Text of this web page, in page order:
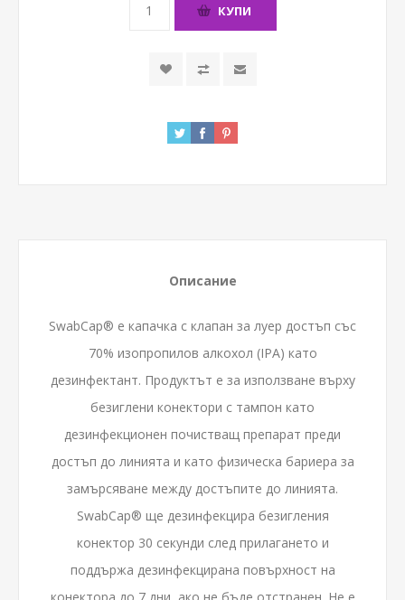
КУПИ
Описание
SwabCap® е капачка с клапан за луер достъп със
70% изопропилов алкохол (IPA) като
дезинфектант. Продуктът е за използване върху
безиглени конектори с тампон като
дезинфекционен почистващ препарат преди
достъп до линията и като физическа бариера за
замърсяване между достъпите до линията.
SwabCap® ще дезинфекцира безигления
конектор 30 секунди след прилагането и
поддържа дезинфекцирана повърхност на